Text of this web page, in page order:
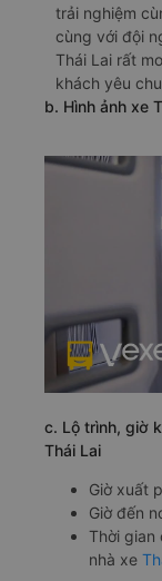
trải nghiệm
cùng với đội
Thái Lai rất
khách yêu
b. Hình ảnh xe
c. Lộ trình, giờ
Thái Lai
Giờ xuất
Giờ đến
Thời gian
nhà xe